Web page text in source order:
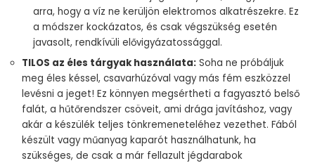
arra, hogy a víz ne kerüljön elektromos alkatrészekre. Ez
a módszer kockázatos, és csak végszükség esetén
javasolt, rendkívüli elővigyázatossággal.
TILOS az éles tárgyak használata: Soha ne próbáljuk
meg éles késsel, csavarhúzóval vagy más fém eszközzel
levésni a jeget! Ez könnyen megsértheti a fagyasztó belső
falát, a hűtőrendszer csöveit, ami drága javításhoz, vagy
akár a készülék teljes tönkremeneteléhez vezethet. Fából
készült vagy műanyag kaparót használhatunk, ha
szükséges, de csak a már fellazult jégdarabok